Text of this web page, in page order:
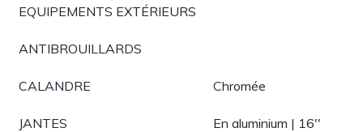
EQUIPEMENTS EXTÉRIEURS
ANTIBROUILLARDS
CALANDRE Chromée
JANTES En aluminium | 16''